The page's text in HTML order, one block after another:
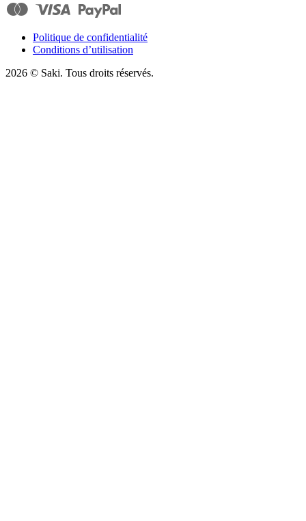
Politique de confidentialité
Conditions d’utilisation
2026 © Saki. Tous droits réservés.